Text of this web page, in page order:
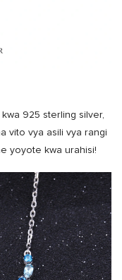
kwa 925 sterling silver,
vito vya asili vya rangi
yoyote kwa urahisi!